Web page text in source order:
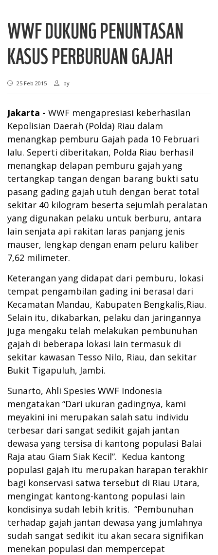
WWF DUKUNG PENUNTASAN
KASUS PERBURUAN GAJAH
25 Feb 2015 by
Jakarta - WWF mengapresiasi keberhasilan
Kepolisian Daerah (Polda) Riau dalam
menangkap pemburu Gajah pada 10 Februari
lalu. Seperti diberitakan, Polda Riau berhasil
menangkap delapan pemburu gajah yang
tertangkap tangan dengan barang bukti satu
pasang gading gajah utuh dengan berat total
sekitar 40 kilogram beserta sejumlah peralatan
yang digunakan pelaku untuk berburu, antara
lain senjata api rakitan laras panjang jenis
mauser, lengkap dengan enam peluru kaliber
7,62 milimeter.
Keterangan yang didapat dari pemburu, lokasi
tempat pengambilan gading ini berasal dari
Kecamatan Mandau, Kabupaten Bengkalis,Riau.
Selain itu, dikabarkan, pelaku dan jaringannya
juga mengaku telah melakukan pembunuhan
gajah di beberapa lokasi lain termasuk di
sekitar kawasan Tesso Nilo, Riau, dan sekitar
Bukit Tigapuluh, Jambi.
Sunarto, Ahli Spesies WWF Indonesia
mengatakan “Dari ukuran gadingnya, kami
meyakini ini merupakan salah satu individu
terbesar dari sangat sedikit gajah jantan
dewasa yang tersisa di kantong populasi Balai
Raja atau Giam Siak Kecil”. Kedua kantong
populasi gajah itu merupakan harapan terakhir
bagi konservasi satwa tersebut di Riau Utara,
mengingat kantong-kantong populasi lain
kondisinya sudah lebih kritis. “Pembunuhan
terhadap gajah jantan dewasa yang jumlahnya
sudah sangat sedikit itu akan secara signifikan
menekan populasi dan mempercepat